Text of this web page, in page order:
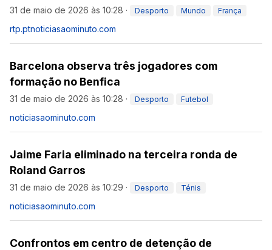
31 de maio de 2026 às 10:28 · Desporto Mundo França
rtp.ptnoticiasaominuto.com
Barcelona observa três jogadores com
formação no Benfica
31 de maio de 2026 às 10:28 · Desporto Futebol
noticiasaominuto.com
Jaime Faria eliminado na terceira ronda de
Roland Garros
31 de maio de 2026 às 10:29 · Desporto Ténis
noticiasaominuto.com
Confrontos em centro de detenção de